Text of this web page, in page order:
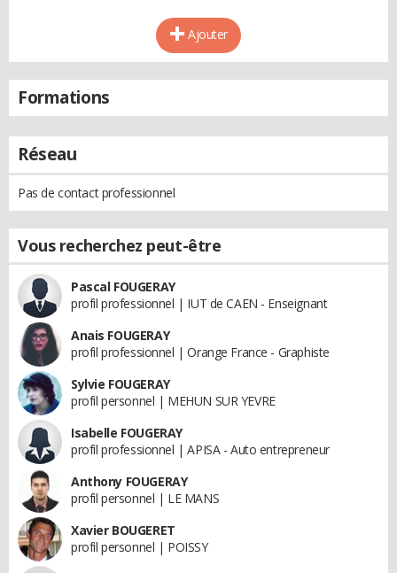
Ajouter
Formations
Réseau
Pas de contact professionnel
Vous recherchez peut-être
Pascal FOUGERAY
profil professionnel | IUT de CAEN - Enseignant
Anais FOUGERAY
profil professionnel | Orange France - Graphiste
Sylvie FOUGERAY
profil personnel | MEHUN SUR YEVRE
Isabelle FOUGERAY
profil professionnel | APISA - Auto entrepreneur
Anthony FOUGERAY
profil personnel | LE MANS
Xavier BOUGERET
profil personnel | POISSY